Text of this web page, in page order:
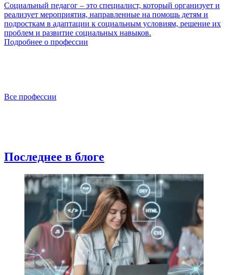
Социальный педагог – это специалист, который организует и
реализует мероприятия, направленные на помощь детям и
подросткам в адаптации к социальным условиям, решение их
проблем и развитие социальных навыков.
Подробнее о профессии
Все профессии
Последнее в блоге